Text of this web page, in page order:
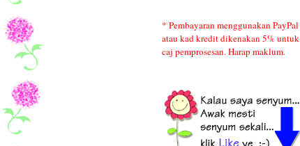
* Pembayaran menggunakan PayPal
atau kad kredit dikenakan 5% untuk
caj pemprosesan. Harap maklum.